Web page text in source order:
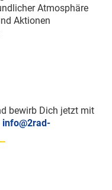
Atmosphäre
Aktionen
bewirb Dich jetzt mit
info@2rad-